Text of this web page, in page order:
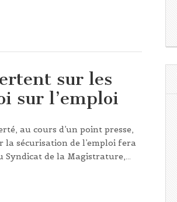
sur les
sur l’emploi
au cours d’un point presse,
la sécurisation de l’emploi fera
Syndicat de la Magistrature,…